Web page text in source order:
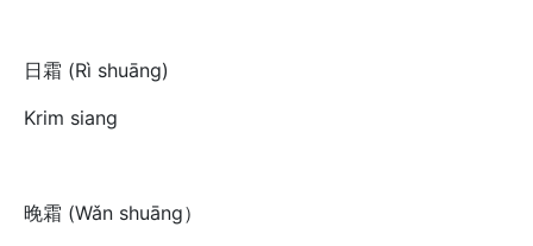
日霜 (Rì shuāng)
Krim siang
晚霜 (Wǎn shuāng）